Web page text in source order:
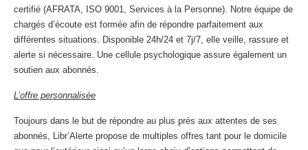
certifié (AFRATA, ISO 9001, Services à la Personne). Notre équipe de
chargés d’écoute est formée afin de répondre parfaitement aux
différentes situations. Disponible 24h/24 et 7j/7, elle veille, rassure et
alerte si nécessaire. Une cellule psychologique assure également un
soutien aux abonnés.
L’offre personnalisée
Toujours dans le but de répondre au plus près aux attentes de ses
abonnés, Libr’Alerte propose de multiples offres tant pour le domicile